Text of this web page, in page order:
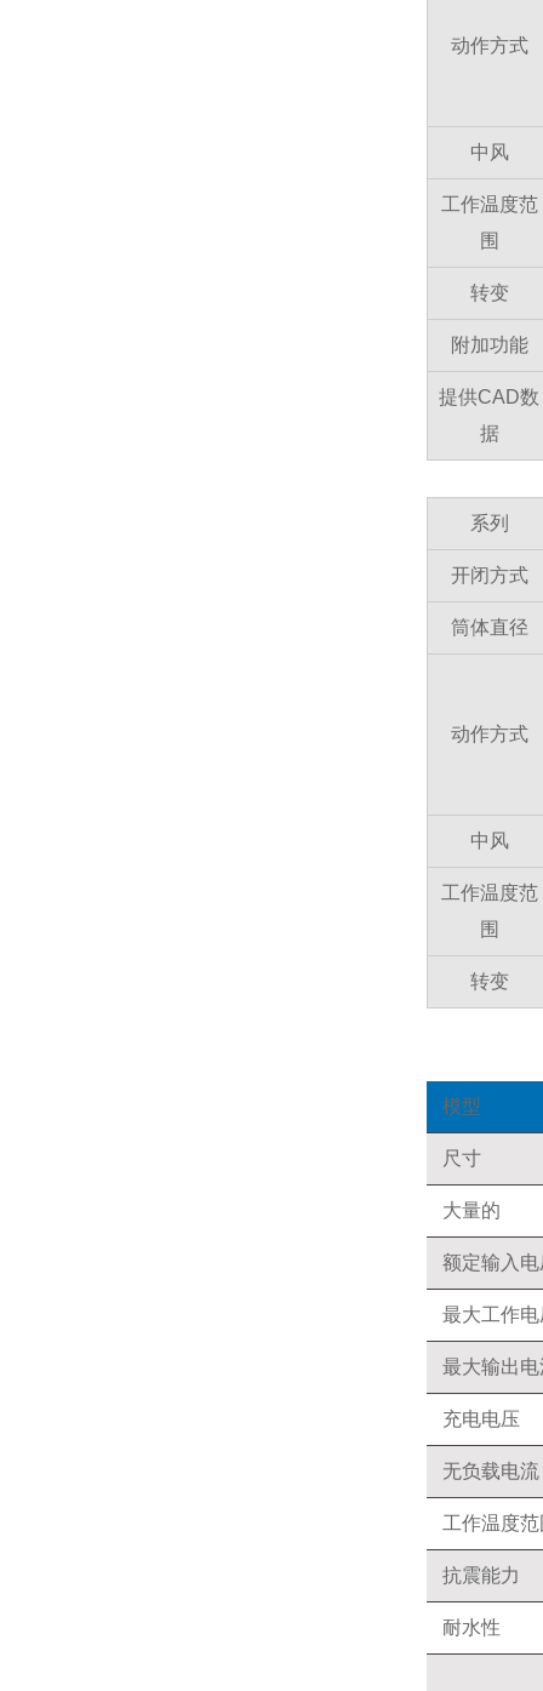
动作方式
中风
工作温度范
围
转变
附加功能
提供CAD数
据
系列
开闭方式
筒体直径
动作方式
中风
工作温度范
围
转变
模型
尺寸
大量的
额定输入
最大工作
最大输出
充电电压
无负载电流
工作温度
抗震能力
耐水性